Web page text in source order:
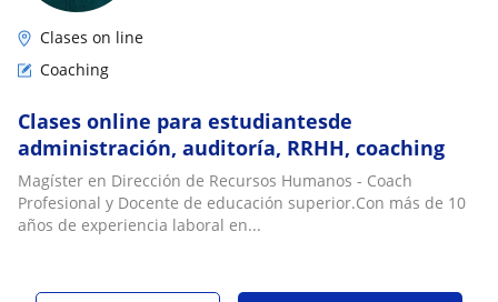
Clases on line
Coaching
Clases online para estudiantesde
administración, auditoría, RRHH, coaching
Magíster en Dirección de Recursos Humanos - Coach
Profesional y Docente de educación superior.Con más de 10
años de experiencia laboral en...